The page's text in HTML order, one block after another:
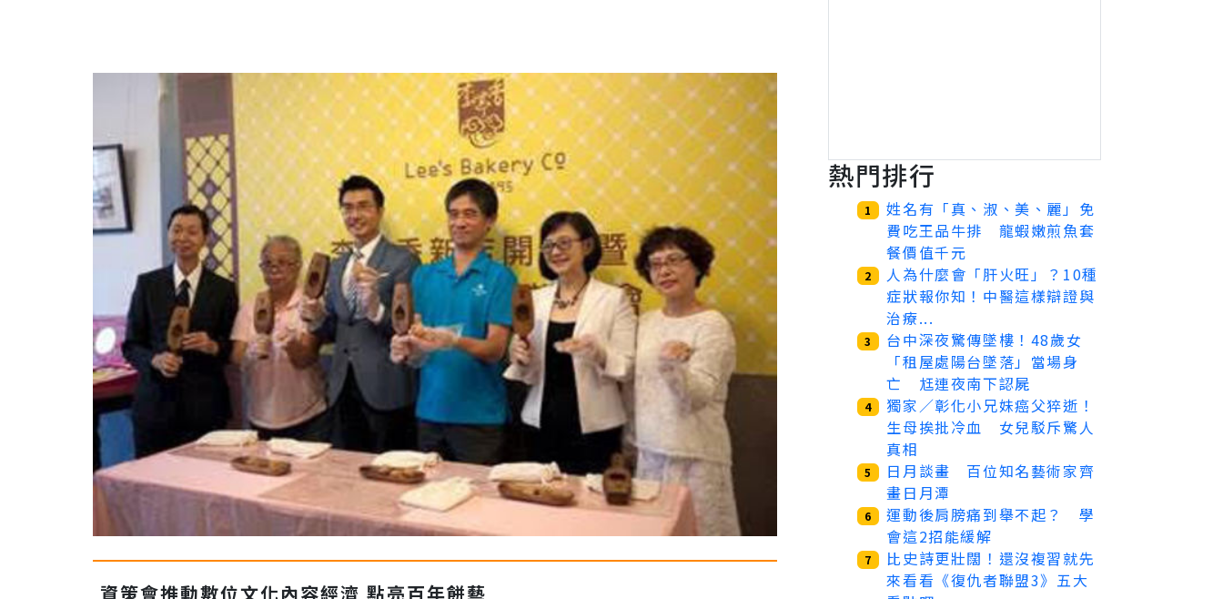
資策會推動數位文化內容經濟 點亮百年餅藝
熱門排行
1
姓名有「真、淑、美、麗」免
費吃王品牛排 龍蝦嫩煎魚套
餐價值千元
2
人為什麼會「肝火旺」？10種
症狀報你知！中醫這樣辯證與
治療...
3
台中深夜驚傳墜樓！48歲女
「租屋處陽台墜落」當場身
亡 尪連夜南下認屍
4
獨家／彰化小兄妹癌父猝逝！
生母挨批冷血 女兒駁斥驚人
真相
5
日月談畫 百位知名藝術家齊
畫日月潭
6
運動後肩膀痛到舉不起？ 學
會這2招能緩解
7
比史詩更壯闊！還沒複習就先
來看看《復仇者聯盟3》五大